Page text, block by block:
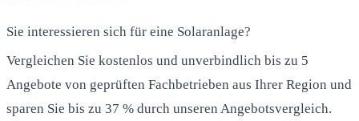
Sie interessieren sich für eine Solaranlage?
Vergleichen Sie kostenlos und unverbindlich bis zu 5
Angebote von geprüften Fachbetrieben aus Ihrer Region und
sparen Sie bis zu 37 % durch unseren Angebotsvergleich.